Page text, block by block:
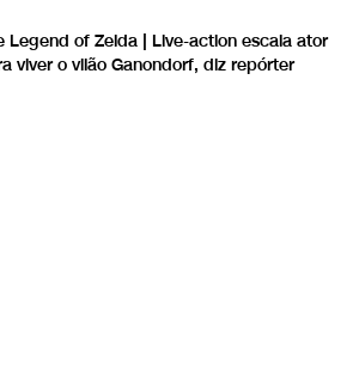
Legend of Zelda | Live-action escala ator
viver o vilão Ganondorf, diz repórter